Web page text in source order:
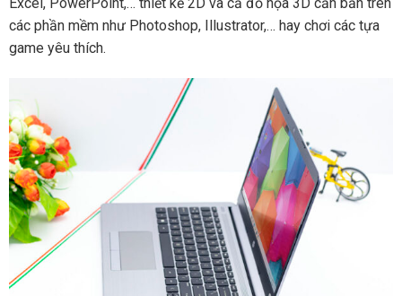
Excel, PowerPoint,… thiết kế 2D và cả đồ họa 3D căn bản trên
các phần mềm như Photoshop, Illustrator,… hay chơi các tựa
game yêu thích.